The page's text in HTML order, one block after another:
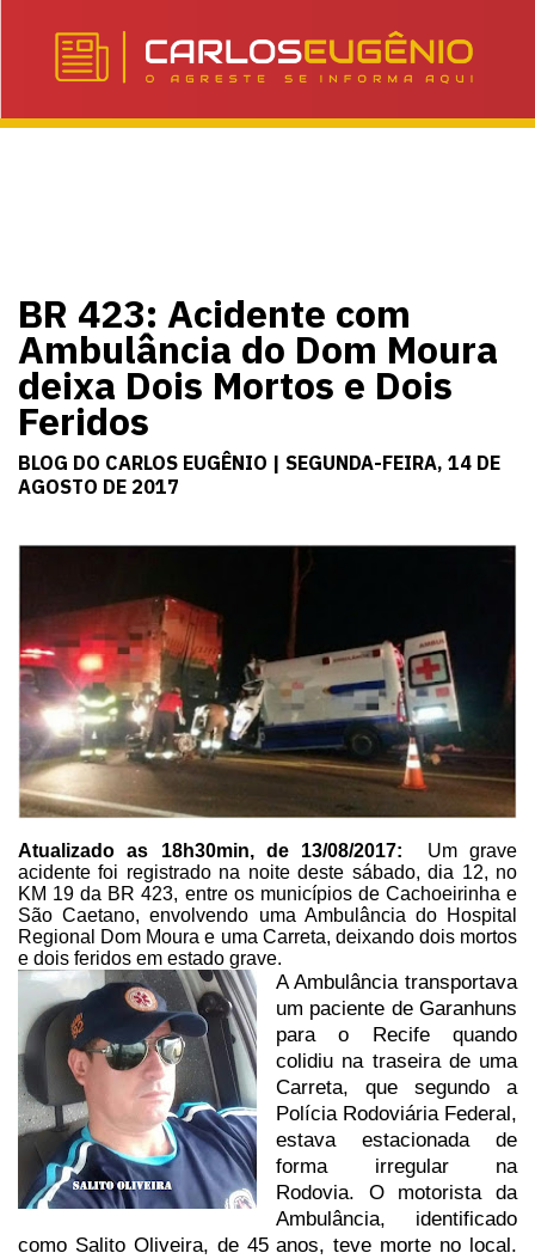
BR 423: Acidente com
Ambulância do Dom Moura
deixa Dois Mortos e Dois
Feridos
BLOG DO CARLOS EUGÊNIO | SEGUNDA-FEIRA, 14 DE
AGOSTO DE 2017
Atualizado as 18h30min, de 13/08/2017:
Um grave
acidente foi registrado na noite deste sábado, dia 12, no
KM 19 da BR 423, entreos municípios de Cachoeirinha e
São Caetano, envolvendo uma Ambulância doHospital
Regional Dom Moura e uma Carreta, deixando dois mortos
e dois feridos em estado grave.
A Ambulância transportava
um paciente de Garanhuns
para o Recife quando
colidiu na traseira de uma
Carreta, que segundo a
Polícia Rodoviária Federal,
estava estacionada de
forma irregular na
Rodovia. Omotoristada
Ambulância, identificado
como Salito Oliveira, de 45 anos, teve morte no local.